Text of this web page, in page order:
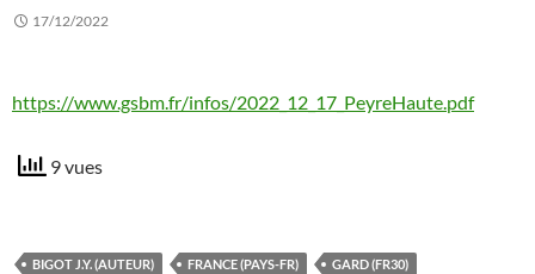
17/12/2022
https://www.gsbm.fr/infos/2022_12_17_PeyreHaute.pdf
9 vues
BIGOT J.Y. (AUTEUR) FRANCE (PAYS-FR)
GARD (FR30)